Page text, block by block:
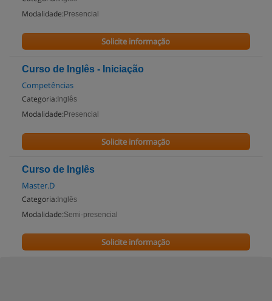
Modalidade: Presencial
Solicite informação
Curso de Inglês - Iniciação
Competências
Categoria: Inglês
Modalidade: Presencial
Solicite informação
Curso de Inglês
Master.D
Categoria: Inglês
Modalidade:Semi-presencial
Solicite informação